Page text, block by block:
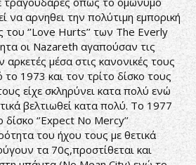
να αρνηθει την πολύτιμη εμπορική
του ‘’Love Hurts’’ των The Everly
οι Nazareth αγαπούσαν τις
αρκετές μέσα στις κανονικές τους
1973 και τον τρίτο δίσκο τους
είχε σκληρύνει κατα πολύ ενώ
βελτιωθεί κατα πολύ. Το 1977
‘’Expect No Mercy’’
του ήχου τους με θετικά
τα 70ς,προστίθεται και